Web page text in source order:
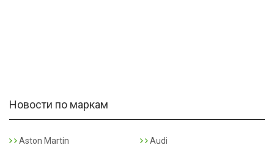
Новости по маркам
Aston Martin Audi